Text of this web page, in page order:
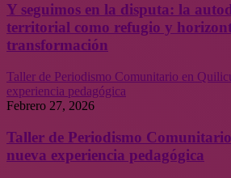
Y seguimos en la disputa: la
territorial como refugio y
transformación
Taller de Periodismo Comunitario en
experiencia pedagógica
Febrero 27, 2026
Taller de Periodismo
nueva experiencia pedagógica